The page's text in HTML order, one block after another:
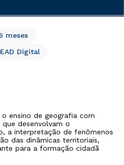
meses
EAD Digital
ensino de geografia com
desenvolvam o
a interpretação de fenômenos
das dinâmicas territoriais,
para a formação cidadã